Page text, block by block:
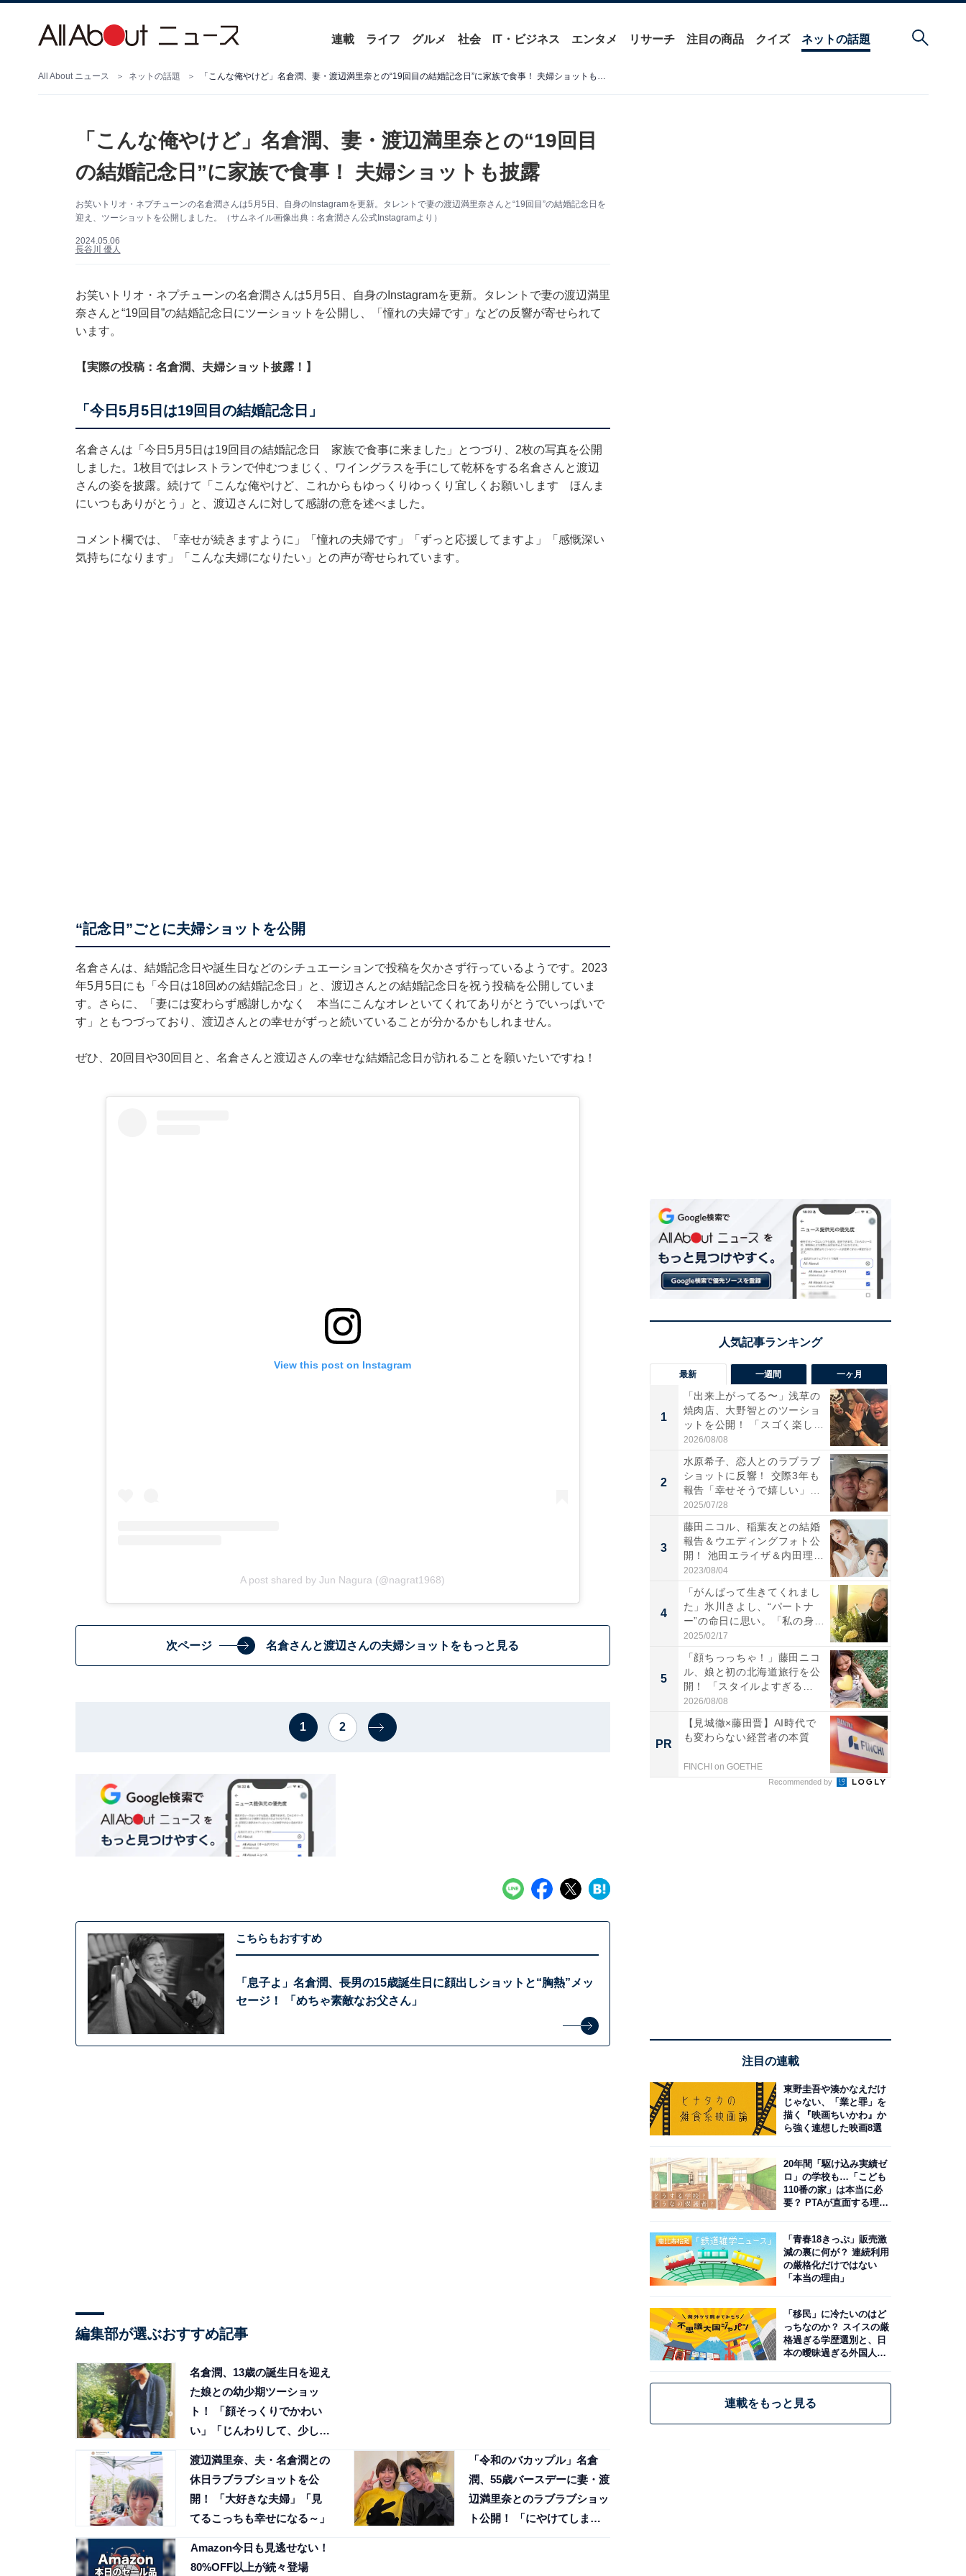
連載 ライフ グルメ 社会 IT・ビジネス エンタメ リサーチ 注目の商品 クイズ ネットの話題
All About ニュース ネットの話題 「こんな俺やけど」名倉潤、妻・渡辺満里奈との“19回目の結婚記念日”に家族で食事！ 夫婦ショットも披露
「こんな俺やけど」名倉潤、妻・渡辺満里奈との“19回目
の結婚記念日”に家族で食事！ 夫婦ショットも披露
お笑いトリオ・ネプチューンの名倉潤さんは5月5日、自身のInstagramを更新。タレントで妻の渡辺満里奈さんと“19回目”の結婚記念日を
迎え、ツーショットを公開しました。（サムネイル画像出典：名倉潤さん公式Instagramより）
2024.05.06
長谷川 優人
お笑いトリオ・ネプチューンの名倉潤さんは5月5日、自身のInstagramを更新。タレントで妻の渡辺満里
奈さんと“19回目”の結婚記念日にツーショットを公開し、「憧れの夫婦です」などの反響が寄せられて
います。
【実際の投稿：名倉潤、夫婦ショット披露！】
「今日5月5日は19回目の結婚記念日」
名倉さんは「今日5月5日は19回目の結婚記念日 家族で食事に来ました」とつづり、2枚の写真を公開
しました。1枚目ではレストランで仲むつまじく、ワイングラスを手にして乾杯をする名倉さんと渡辺
さんの姿を披露。続けて「こんな俺やけど、これからもゆっくりゆっくり宜しくお願いします ほんま
にいつもありがとう」と、渡辺さんに対して感謝の意を述べました。
コメント欄では、「幸せが続きますように」「憧れの夫婦です」「ずっと応援してますよ」「感慨深い
気持ちになります」「こんな夫婦になりたい」との声が寄せられています。
“記念日”ごとに夫婦ショットを公開
名倉さんは、結婚記念日や誕生日などのシチュエーションで投稿を欠かさず行っているようです。2023
年5月5日にも「今日は18回めの結婚記念日」と、渡辺さんとの結婚記念日を祝う投稿を公開していま
す。さらに、「妻には変わらず感謝しかなく 本当にこんなオレといてくれてありがとうでいっぱいで
す」ともつづっており、渡辺さんとの幸せがずっと続いていることが分かるかもしれません。
ぜひ、20回目や30回目と、名倉さんと渡辺さんの幸せな結婚記念日が訪れることを願いたいですね！
View this post on Instagram
A post shared by Jun Nagura (@nagrat1968)
次ページ 名倉さんと渡辺さんの夫婦ショットをもっと見る
1 2
こちらもおすすめ
「息子よ」名倉潤、長男の15歳誕生日に顔出しショットと“胸熱”メッ
セージ！ 「めちゃ素敵なお父さん」
編集部が選ぶおすすめ記事
名倉潤、13歳の誕生日を迎え
た娘との幼少期ツーショッ
ト！ 「顔そっくりでかわい
い」「じんわりして、少し涙
渡辺満里奈、夫・名倉潤との
休日ラブラブショットを公
開！ 「大好きな夫婦」「見
てるこっちも幸せになる～」
「令和のバカップル」名倉
潤、55歳バースデーに妻・渡
辺満里奈とのラブラブショッ
ト公開！ 「にやけてしまい
Amazon今日も見逃せない！
80%OFF以上が続々登場
最新 一週間 一ヶ月
1
「出来上がってる〜」浅草の
焼肉店、大野智とのツーショ
ットを公開！ 「スゴく楽し
そ...
2026/08/08
2
水原希子、恋人とのラブラブ
ショットに反響！ 交際3年も
報告「幸せそうで嬉しい」
「...
2025/07/28
3
藤田ニコル、稲葉友との結婚
報告＆ウエディングフォト公
開！ 池田エライザ＆内田理
央...
2023/08/04
4
「がんばって生きてくれまし
た」氷川きよし、“パートナ
ー”の命日に思い。「私の身
体...
2025/02/17
5
「顔ちっっちゃ！」藤田ニコ
ル、娘と初の北海道旅行を公
開！ 「スタイルよすぎる
よ〜...
2026/08/08
PR
【見城徹×藤田晋】AI時代で
も変わらない経営者の本質
FINCHI on GOETHE
Recommended by
注目の連載
東野圭吾や湊かなえだけ
じゃない、「業と罪」を
描く『映画ちいかわ』か
ら強く連想した映画8選
20年間「駆け込み実績ゼ
ロ」の学校も…「こども
110番の家」は本当に必
要？ PTAが直面する理想
「青春18きっぷ」販売激
減の裏に何が？ 連続利用
の厳格化だけではない
「本当の理由」
「移民」に冷たいのはど
っちなのか？ スイスの厳
格過ぎる学歴選別と、日
本の曖昧過ぎる外国人政
連載をもっと見る